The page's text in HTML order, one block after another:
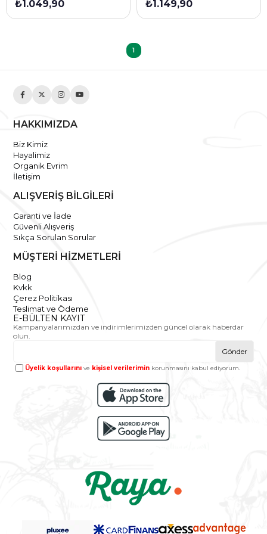
₺1.049,90 ₺1.149,90
1
HAKKIMIZDA
Biz Kimiz
Hayalimiz
Organik Evrim
İletişim
ALIŞVERİŞ BİLGİLERİ
Garanti ve İade
Güvenli Alışveriş
Sıkça Sorulan Sorular
MÜŞTERİ HİZMETLERİ
Blog
Kvkk
Çerez Politikası
Teslimat ve Ödeme
E-BÜLTEN KAYIT
Kampanyalarımızdan ve indirimlerimizden güncel olarak haberdar
olun.
Gönder
Üyelik koşullarını ve kişisel verilerimin korunmasını kabul ediyorum.